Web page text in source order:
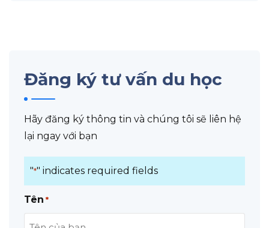
Đăng ký tư vấn du học
Hãy đăng ký thông tin và chúng tôi sẽ liên hệ
lại ngay với bạn
"*" indicates required fields
Tên *